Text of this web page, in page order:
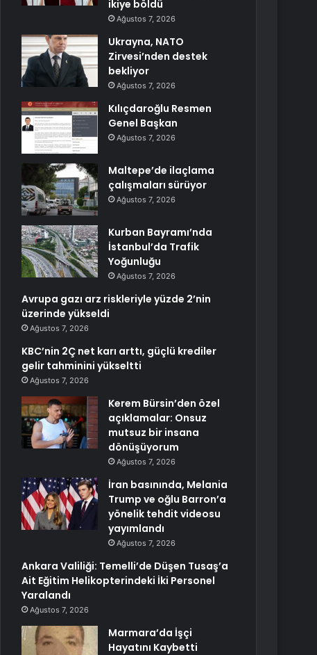
ikiye böldü
Ağustos 7, 2026
Ukrayna, NATO
Zirvesi’nden destek
bekliyor
Ağustos 7, 2026
Kılıçdaroğlu Resmen
Genel Başkan
Ağustos 7, 2026
Maltepe’de ilaçlama
çalışmaları sürüyor
Ağustos 7, 2026
Kurban Bayramı’nda
İstanbul’da Trafik
Yoğunluğu
Ağustos 7, 2026
Avrupa gazı arz riskleriyle yüzde 2’nin
üzerinde yükseldi
Ağustos 7, 2026
KBC’nin 2Ç net karı arttı, güçlü krediler
gelir tahminini yükseltti
Ağustos 7, 2026
Kerem Bürsin’den özel
açıklamalar: Onsuz
mutsuz bir insana
dönüşüyorum
Ağustos 7, 2026
İran basınında, Melania
Trump ve oğlu Barron’a
yönelik tehdit videosu
yayımlandı
Ağustos 7, 2026
Ankara Valiliği: Temelli’de Düşen Tusaş’a
Ait Eğitim Helikopterindeki İki Personel
Yaralandı
Ağustos 7, 2026
Marmara’da İşçi
Hayatını Kaybetti